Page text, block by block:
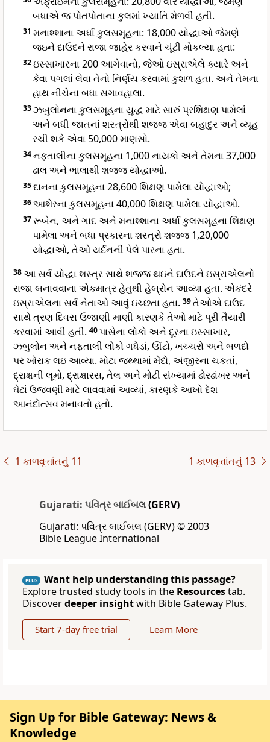
બધાએ જ પોતપોતાના કુલમાં ખ્યાતિ મેળવી હતી.
31 મનાશ્શાના અર્ધા કુલસમૂહના: 18,000 યોદ્ધાઓ જેમણે
જઇને દાઉદને રાજા જાહેર કરવાને ચૂંટી મોકલ્યા હતા:
32ઇસ્સાખારના 200 આગેવાનો, જેઓ ઇસ્રાએલે ક્યારે અને
કેવા પગલાં લેવા તેનો નિર્ણય કરવામાં કુશળ હતા. અને તેમના
હાથ નીચેના બધા સગાવહાલા.
33ઝબુલોનના કુલસમૂહના યુદ્ધ માટે સારું પ્રશિક્ષણ પામેલાં
અને બધી જાતનાં શસ્ત્રોથી શજ્જ એવા બહાદુર અને વ્યૂહ
રચી શકે એવા 50,000 માણસો.
34નફતાલીના કુલસમૂહના 1,000 નાયકો અને તેમના 37,000
ઢાલ અને ભાલાથી શજ્જ યોદ્ધાઓ.
35દાનના કુલસમૂહના 28,600 શિક્ષણ પામેલા યોદ્ધાઓ;
36આશેરના કુલસમૂહના 40,000 શિક્ષણ પામેલા યોદ્ધાઓ.
37રૂબેન, અને ગાદ અને મનાશ્શાના અર્ધા કુલસમૂહના શિક્ષણ
પામેલા અને બધા પ્રકારના શસ્ત્રો શજ્જ 1,20,000
યોદ્ધાઓ, તેઓ યર્દનની પેલે પારના હતા.
38આ સર્વ યોદ્ધા શસ્ત્ર સાથે શજ્જ થઇને દાઉદને ઇસ્રાએલનો
રાજા બનાવવાના એકમાત્ર હેતુથી હેબ્રોન આવ્યા હતા. એકંદરે
ઇસ્રાએલના સર્વ નેતાઓ આવું ઇચ્છતા હતા. 39તેઓએ દાઉદ
સાથે ત્રણ દિવસ ઉજાણી માણી કારણકે તેઓ માટે પૂરી તૈયારી
કરવામાં આવી હતી. 40પાસેના લોકો અને દૂરના ઇસ્સાખાર,
ઝબુલોન અને નફતાલી લોકો ગધેડાં, ઊંટો, ખચ્ચરો અને બળદો
પર ખોરાક લઇ આવ્યા. મોટા જથ્થામાં મેંદો, અંજીરના ચકતાં,
દ્રાક્ષની લૂમો, દ્રાક્ષારસ, તેલ અને મોટી સંખ્યામાં ઢોરઢાંખર અને
ઘેટાં ઉજવણી માટે લાવવામાં આવ્યાં, કારણકે આખો દેશ
આનંદોત્સવ મનાવતો હતો.
1 કાળવૃત્તાંતનું 11 1 કાળવૃત્તાંતનું 13
Gujarati: પવિત્ર બાઈબલ(GERV)
Gujarati: પવિત્ર બાઈબલ (GERV) © 2003
Bible League International
PLUS
Want help understanding this passage?
Explore trusted study tools in the Resourcestab.
Discoverdeeper insightwith Bible Gateway Plus.
Start 7-day free trial Learn More
Sign Up for Bible Gateway: News &
Knowledge